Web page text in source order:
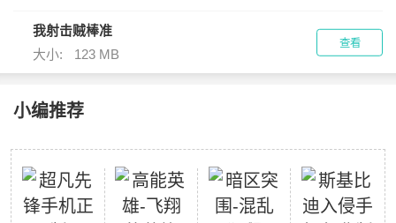
我射击贼棒准
大小:
123 MB
查看
小编推荐